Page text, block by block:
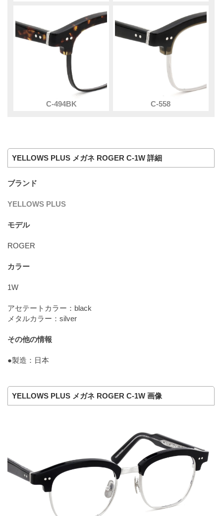
C-494BK C-558
YELLOWS PLUS メガネ ROGER C-1W 詳細
ブランド
YELLOWS PLUS
モデル
ROGER
カラー
1W
アセテートカラー：black
メタルカラー：silver
その他の情報
●製造：日本
YELLOWS PLUS メガネ ROGER C-1W 画像